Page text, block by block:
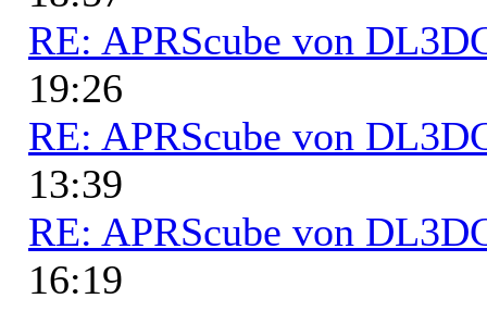
RE: APRScube von
19:26
RE: APRScube von
13:39
RE: APRScube von
16:19